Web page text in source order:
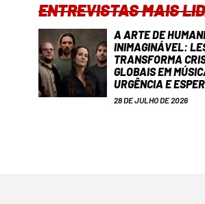
ENTREVISTAS MAIS
A ARTE DE
INIMAGINÁVEL:
TRANSFORMA
GLOBAIS EM
URGÊNCIA E
28 DE JULHO DE 2026